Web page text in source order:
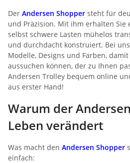
Der Andersen Shopper steht für
und Präzision. Mit ihm erhalten Sie
selbst schwere Lasten mühelos
und durchdacht konstruiert. Bei
Modelle, Designs und Farben,
aussuchen können, der zu Ihnen
Andersen Trolley bequem online
aus erster Hand!
Warum der
Leben verändert
Was macht den Andersen Shopper
einfach: